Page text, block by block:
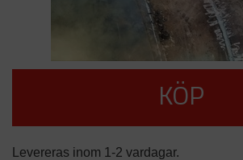
KÖP
Levereras inom 1-2 vardagar.